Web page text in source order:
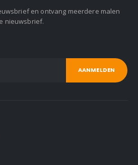
en ontvang meerdere malen
nieuwsbrief.